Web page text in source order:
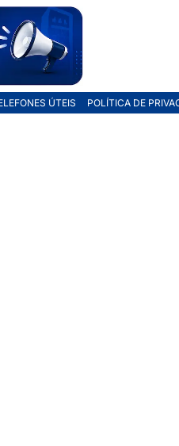
ÚTEIS POLÍTICA DE